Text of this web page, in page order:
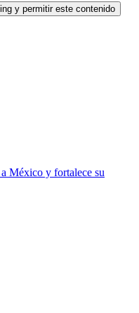
y permitir este contenido
México y fortalece su